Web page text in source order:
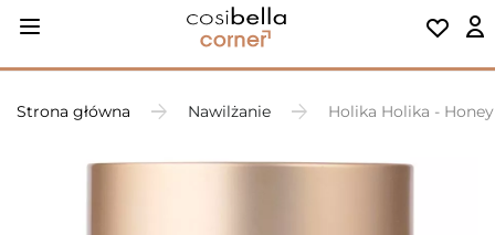
Strona główna Nawilżanie Holika Holika -